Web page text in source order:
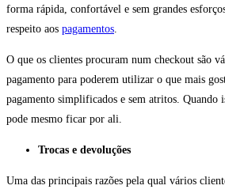
forma rápida, confortável e sem grandes
respeito aos pagamentos
O que os clientes procuram num checkout são
pagamento para poderem utilizar o que mais
pagamento simplificados e sem atritos. Quando
pode mesmo ficar por ali.
Trocas e devoluções
Uma das principais razões pela qual vários